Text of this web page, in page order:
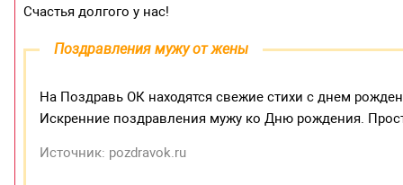
Счастья долгого у нас!
Поздравления мужу от жены
На Поздравь ОК находятся свежие стихи с днем
Искренние поздравления мужу ко Дню рождения.
Источник: pozdravok.ru